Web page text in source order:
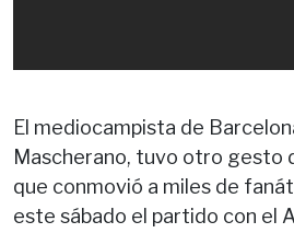
El mediocampista de
Mascherano, tuvo otro gesto
que conmovió a miles de
este sábado el partido con el